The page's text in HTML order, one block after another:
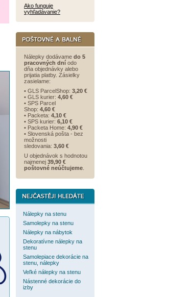
Ako funguje
vyhľadávanie?
Nálepky dodávame do 5
pracovných dní odo
dňa objednávky alebo
prijatia platby. Zásielky
zasielame:
• GLS ParcelShop: 3,20 €
• GLS kurier: 4,60 €
• SPS Parcel
Shop: 4,60 €
• Packeta: 4,10 €
• SPS kurier: 6,10 €
• Packeta Home: 4,90 €
• Slovenská pošta - bez
možnosti
sledovania: 3,60 €
U objednávok s hodnotou
najmenej 39,90 €
poštovné neúčtujeme
Nálepky na stenu
Samolepky na stenu
Nálepky na nábytok
Dekoratívne nálepky na
stenu
Samolepiace dekorácie na
stenu, nálepky
Veľké nálepky na stenu
Nástenné dekorácie do
izby